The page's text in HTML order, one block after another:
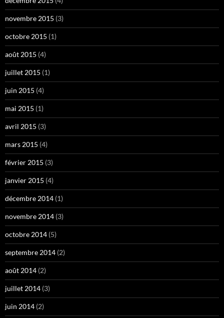
novembre 2015 (3)
octobre 2015 (1)
août 2015 (4)
juillet 2015 (1)
juin 2015 (4)
mai 2015 (1)
avril 2015 (3)
mars 2015 (4)
février 2015 (3)
janvier 2015 (4)
décembre 2014 (1)
novembre 2014 (3)
octobre 2014 (5)
septembre 2014 (2)
août 2014 (2)
juillet 2014 (3)
juin 2014 (2)